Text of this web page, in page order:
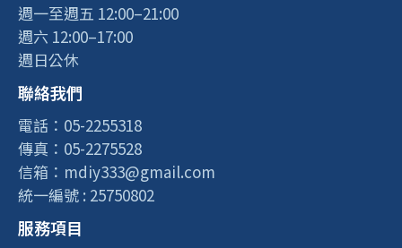
週一至週五 12:00–21:00
週六 12:00–17:00
週日公休
聯絡我們
電話：05-2255318
傳真：05-2275528
信箱：mdiy333@gmail.com
統一編號 : 25750802
服務項目